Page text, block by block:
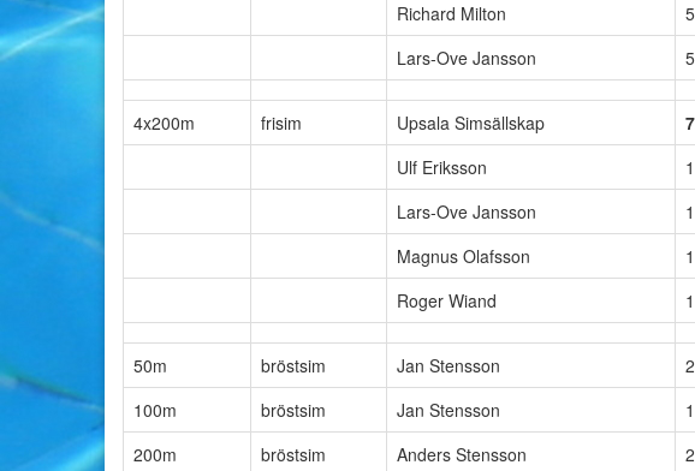
Richard Milton
Lars-Ove Jansson
4x200m frisim Upsala Simsällskap
Ulf Eriksson
Lars-Ove Jansson
Magnus Olafsson
Roger Wiand
50m bröstsim Jan Stensson
100m
bröstsim Jan Stensson
200m
bröstsim Anders Stensson